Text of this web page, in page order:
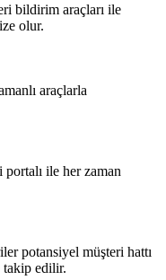
bildirim araçları ile
olur.
araçlarla
ile her zaman
potansiyel müşteri hattı
edilir.